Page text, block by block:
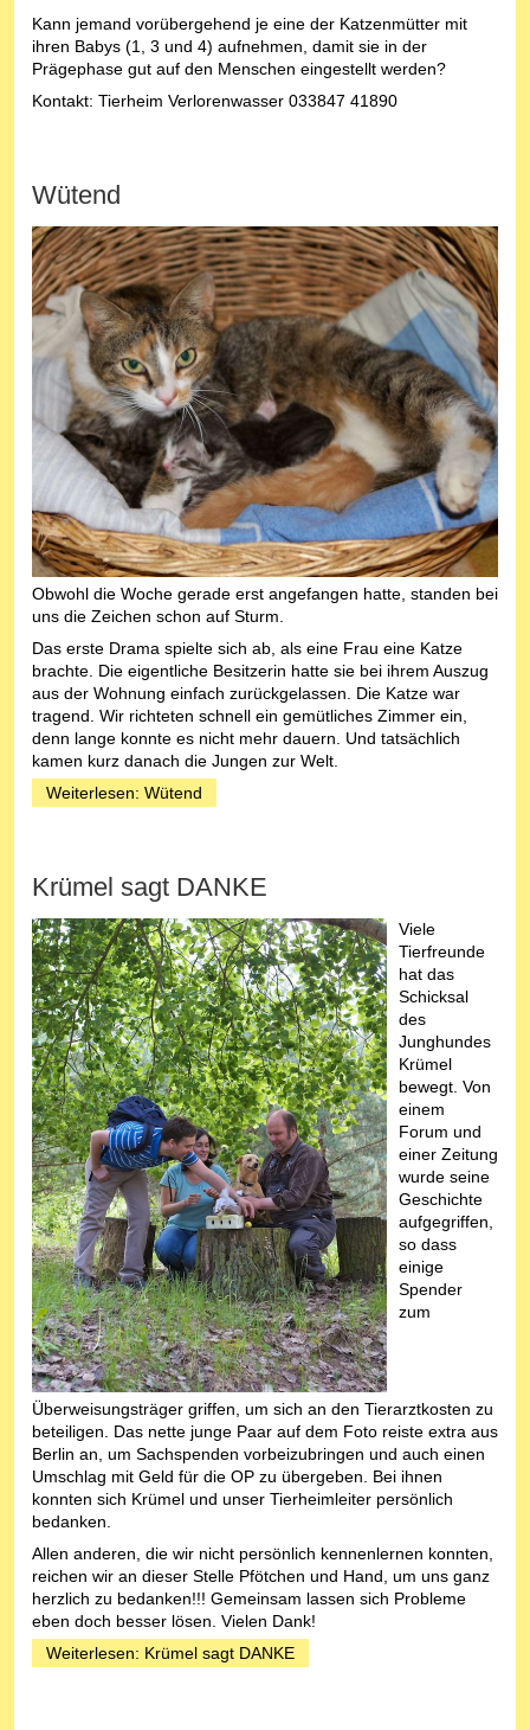
Kann jemand vorübergehend je eine der Katzenmütter mit
ihren Babys (1, 3 und 4) aufnehmen, damit sie in der
Prägephase gut auf den Menschen eingestellt werden?
Kontakt: Tierheim Verlorenwasser 033847 41890
Wütend
Obwohl die Woche gerade erst angefangen hatte, standen bei
uns die Zeichen schon auf Sturm.
Das erste Drama spielte sich ab, als eine Frau eine Katze
brachte. Die eigentliche Besitzerin hatte sie bei ihrem Auszug
aus der Wohnung einfach zurückgelassen. Die Katze war
tragend. Wir richteten schnell ein gemütliches Zimmer ein,
denn lange konnte es nicht mehr dauern. Und tatsächlich
kamen kurz danach die Jungen zur Welt.
Weiterlesen: Wütend
Krümel sagt DANKE
Viele
Tierfreunde
hat das
Schicksal
des
Junghundes
Krümel
bewegt. Von
einem
Forum und
einer Zeitung
wurde seine
Geschichte
aufgegriffen,
so dass
einige
Spender
zum
Überweisungsträger griffen, um sich an den Tierarztkosten zu
beteiligen. Das nette junge Paar auf dem Foto reiste extra aus
Berlin an, um Sachspenden vorbeizubringen und auch einen
Umschlag mit Geld für die OP zu übergeben. Bei ihnen
konnten sich Krümel und unser Tierheimleiter persönlich
bedanken.
Allen anderen, die wir nicht persönlich kennenlernen konnten,
reichen wir an dieser Stelle Pfötchen und Hand, um uns ganz
herzlich zu bedanken!!! Gemeinsam lassen sich Probleme
eben doch besser lösen. Vielen Dank!
Weiterlesen: Krümel sagt DANKE